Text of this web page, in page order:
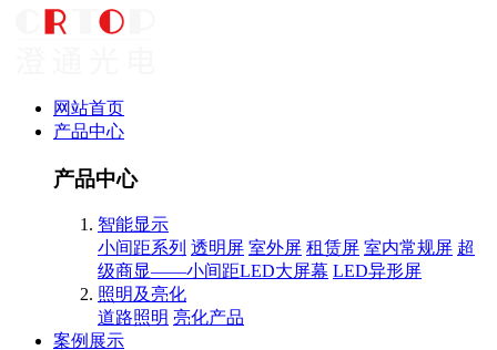
网站首页
产品中心
产品中心
智能显示
小间距系列 透明屏 室外屏 租赁屏 室内常规屏 超
级商显——小间距LED大屏幕 LED异形屏
照明及亮化
道路照明 亮化产品
案例展示